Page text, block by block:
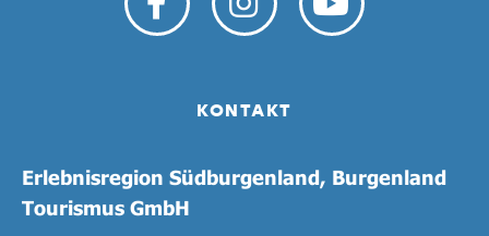
KONTAKT
Erlebnisregion Südburgenland, Burgenland
Tourismus GmbH